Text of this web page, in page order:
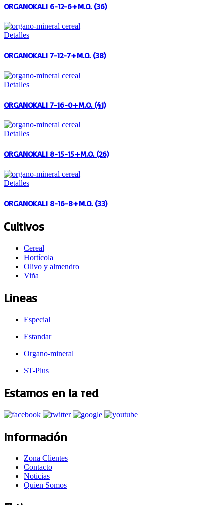
ORGANOKALI 6-12-6+M.O. (36)
Detalles
ORGANOKALI 7-12-7+M.O. (38)
Detalles
ORGANOKALI 7-16-0+M.O. (41)
Detalles
ORGANOKALI 8-15-15+M.O. (26)
Detalles
ORGANOKALI 8-16-8+M.O. (33)
Cultivos
Cereal
Hortícola
Olivo y almendro
Viña
Lineas
Especial
Estandar
Organo-mineral
ST-Plus
Estamos en la red
Información
Zona Clientes
Contacto
Noticias
Quien Somos